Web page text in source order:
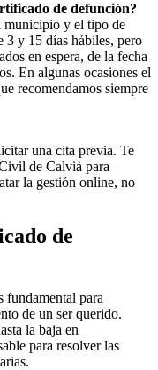
de defunción?
municipio y el tipo de
3 y 15 días hábiles, pero
en espera, de la fecha
En algunas ocasiones el
recomendamos siempre
una cita previa. Te
de Calvià para
la gestión online, no
de
fundamental para
de un ser querido.
la baja en
para resolver las